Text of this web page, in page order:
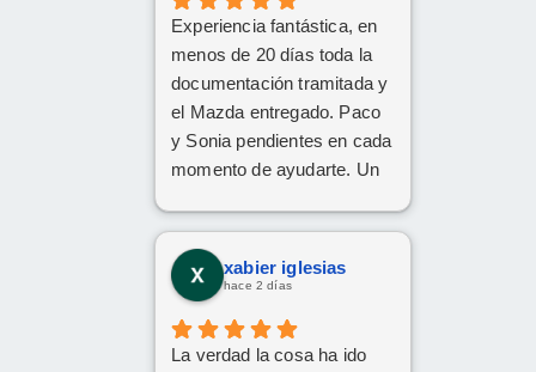
Experiencia fantástica, en
menos de 20 días toda la
documentación tramitada y
el Mazda entregado. Paco
y Sonia pendientes en cada
momento de ayudarte. Un
xabier iglesias
hace 2 días
La verdad la cosa ha ido